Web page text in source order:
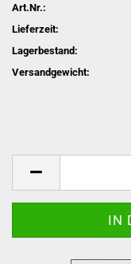
Art.Nr.:
Lieferzeit:
Lagerbestand:
Versandgewicht: